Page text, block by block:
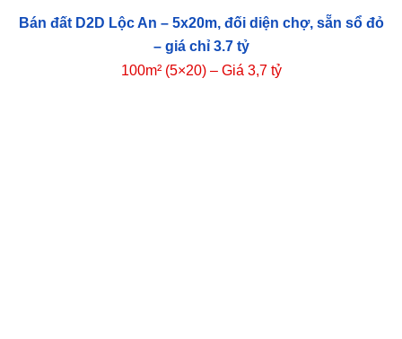
Bán đất D2D Lộc An – 5x20m, đối diện chợ, sẵn sổ đỏ
– giá chỉ 3.7 tỷ
100m² (5×20) – Giá 3,7 tỷ